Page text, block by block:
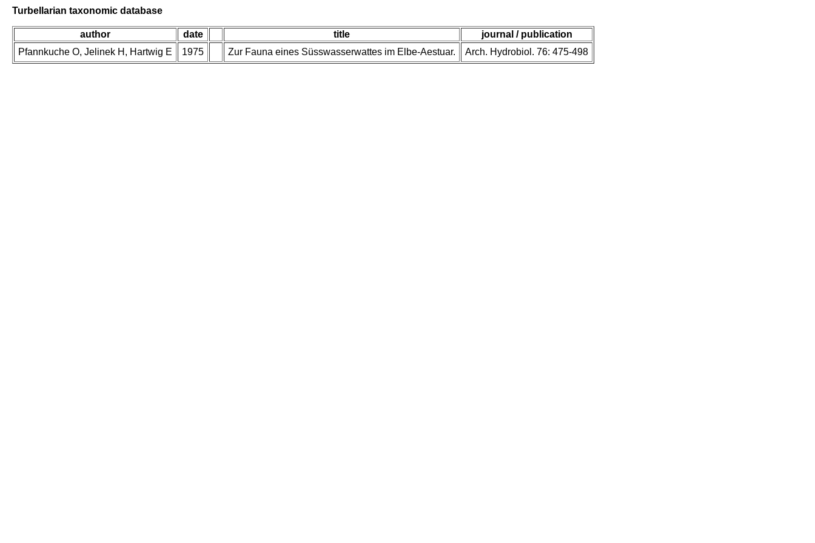
Turbellarian taxonomic database
author date title
journal / publication
Pfannkuche O, Jelinek H, Hartwig E
1975 Zur Fauna eines Süsswasserwattes im Elbe-Aestuar. Arch. Hydrobiol. 76: 475-498